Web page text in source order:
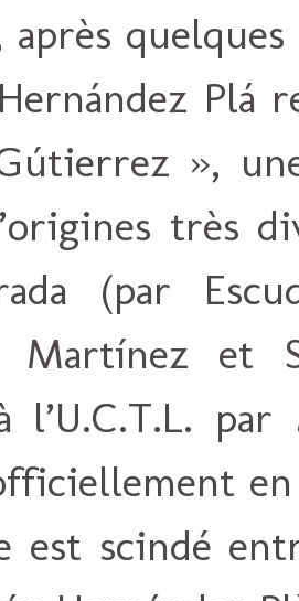
après
Plá
»,
très
(par
Martínez et
l’U.C.T.L. par
en
est scindé